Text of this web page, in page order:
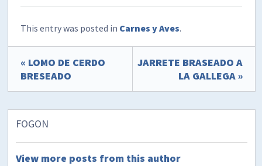
This entry was posted in Carnes y Aves.
« LOMO DE CERDO
BRESEADO
JARRETE BRASEADO A
LA GALLEGA »
FOGON
View more posts from this author